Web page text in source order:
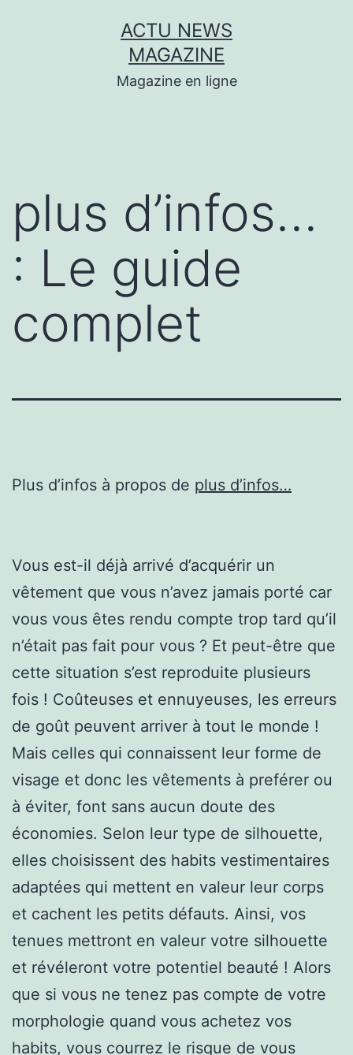
ACTU NEWS
MAGAZINE
Magazine en ligne
plus d’infos…
: Le guide
complet
Plus d’infos à propos de plus d’infos…
Vous est-il déjà arrivé d’acquérir un
vêtement que vous n’avez jamais porté car
vous vous êtes rendu compte trop tard qu’il
n’était pas fait pour vous ? Et peut-être que
cette situation s’est reproduite plusieurs
fois ! Coûteuses et ennuyeuses, les erreurs
de goût peuvent arriver à tout le monde !
Mais celles qui connaissent leur forme de
visage et donc les vêtements à preférer ou
à éviter, font sans aucun doute des
économies. Selon leur type de silhouette,
elles choisissent des habits vestimentaires
adaptées qui mettent en valeur leur corps
et cachent les petits défauts. Ainsi, vos
tenues mettront en valeur votre silhouette
et révéleront votre potentiel beauté ! Alors
que si vous ne tenez pas compte de votre
morphologie quand vous achetez vos
habits, vous courrez le risque de vous